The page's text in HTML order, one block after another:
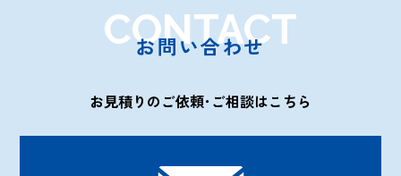
CONTACT
お問い合わせ
お見積りのご依頼･ご相談はこちら